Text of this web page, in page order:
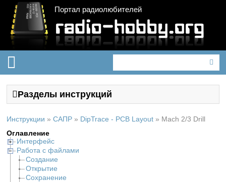
Портал радиолюбителей
Разделы инструкций
Инструкции » САПР » DipTrace - PCB Layout » Mach 2/3 Drill
Оглавление
Интерфейс
Работа с файлами
Создание
Открытие
Сохранение